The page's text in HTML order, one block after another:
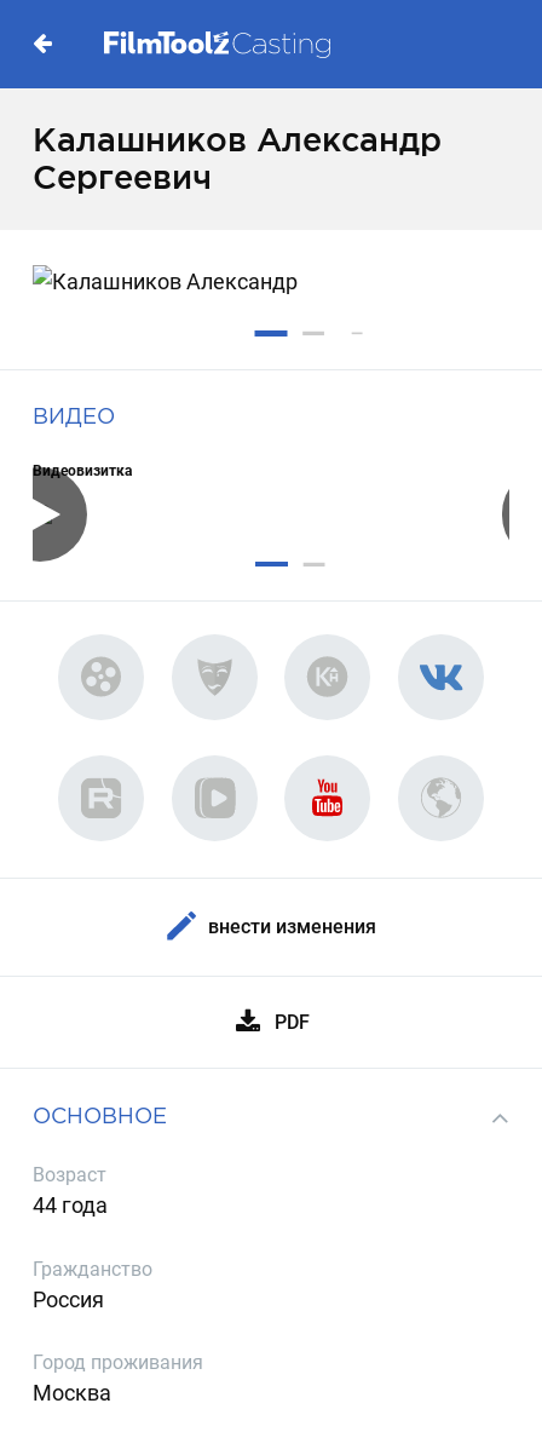
Калашников Александр
Сергеевич
ВИДЕО
Видеовизитка
внести изменения
PDF
ОСНОВНОЕ
Возраст
44 года
Гражданство
Россия
Город проживания
Москва